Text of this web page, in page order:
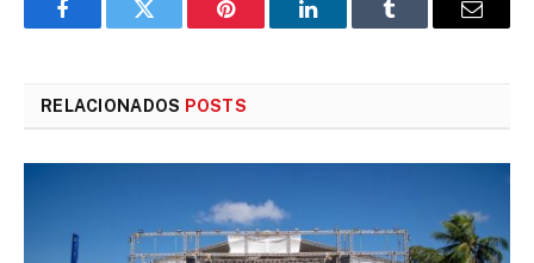
FacebookTwitter Pinterest LinkedInTumblr
E-
RELACIONADOS POSTS